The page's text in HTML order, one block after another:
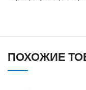
ПОХОЖИЕ